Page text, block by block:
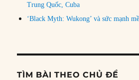
Trung Quốc, Cuba
‘Black Myth: Wukong’ và sức mạnh
TÌM BÀI THEO CHỦ ĐỀ